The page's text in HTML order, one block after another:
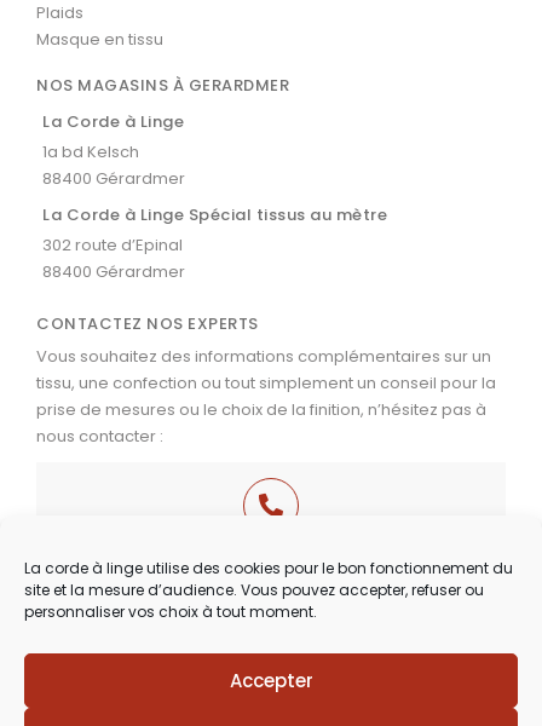
La corde à linge utilise des cookies pour le bon fonctionnement du
site et la mesure d’audience. Vous pouvez accepter, refuser ou
personnaliser vos choix à tout moment.
Accepter
Plaids
Masque en tissu
NOS MAGASINS À GERARDMER
La Corde à Linge
1a bd Kelsch
88400 Gérardmer
La Corde à Linge Spécial tissus au mètre
302 route d’Epinal
88400 Gérardmer
CONTACTEZ NOS EXPERTS
Vous souhaitez des informations complémentaires sur un
tissu, une confection ou tout simplement un conseil pour la
prise de mesures ou le choix de la finition, n’hésitez pas à
nous contacter :
03 29 60 49 17
Du Mardi au Samedi